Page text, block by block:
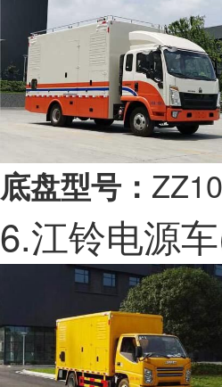
底盘型号：
6.江铃电源车